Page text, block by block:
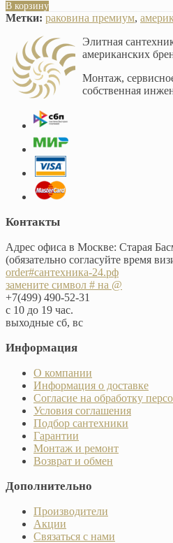
В корзину
Метки: раковина премиум,
Элитная
американских
Монтаж,
собственная
Контакты
Адрес офиса в Москве: Старая
(обязательно согласуйте время
order#сантехника-24.рф
замените символ # на @
+7(499) 490-52-31
с 10 до 19 час.
выходные сб, вс
Информация
О компании
Информация о доставке
Согласие на обработку
Условия соглашения
Подбор сантехники
Гарантии
Монтаж и ремонт
Возврат и обмен
Дополнительно
Производители
Акции
Связаться с нами